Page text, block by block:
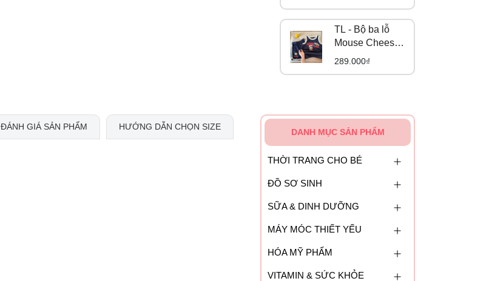
TL - Bộ ba lỗ
Mouse Cheese
(90-140)
289.000₫
ĐÁNH GIÁ SẢN PHẨM HƯỚNG DẪN CHỌN SIZE
DANH MỤC SẢN PHẨM
THỜI TRANG CHO BÉ
ĐỒ SƠ SINH
SỮA & DINH DƯỠNG
MÁY MÓC THIẾT YẾU
HÓA MỸ PHẨM
VITAMIN & SỨC KHỎE